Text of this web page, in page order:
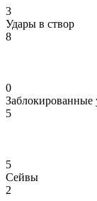
3
Удары в створ
8
0
Заблокированные
5
5
Сейвы
2